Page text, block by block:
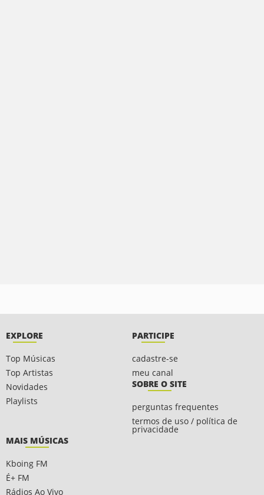
EXPLORE
Top Músicas
Top Artistas
Novidades
Playlists
PARTICIPE
cadastre-se
meu canal
SOBRE O SITE
perguntas frequentes
termos de uso / política de
privacidade
MAIS MÚSICAS
Kboing FM
É+ FM
Rádios Ao Vivo